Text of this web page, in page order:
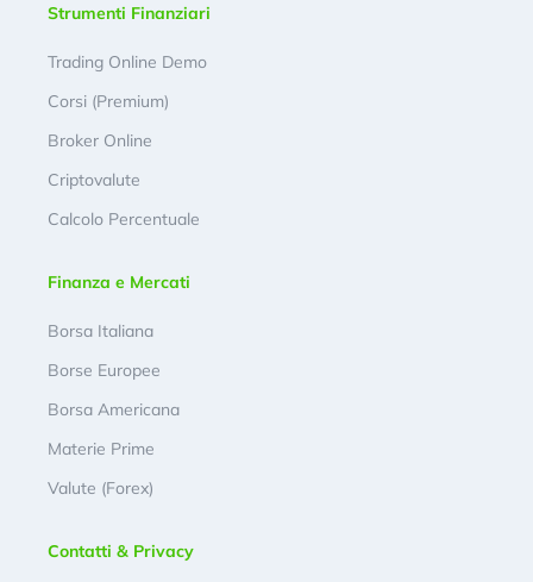
Strumenti Finanziari
Trading Online Demo
Corsi (Premium)
Broker Online
Criptovalute
Calcolo Percentuale
Finanza e Mercati
Borsa Italiana
Borse Europee
Borsa Americana
Materie Prime
Valute (Forex)
Contatti & Privacy